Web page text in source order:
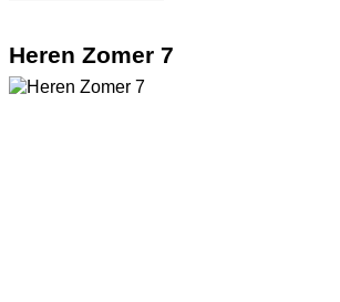
Heren Zomer 7